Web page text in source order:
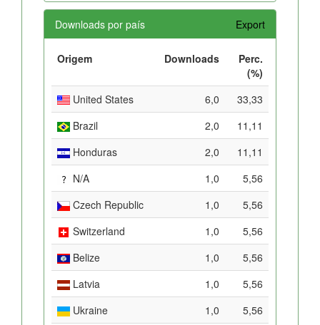
Downloads por país Export
Origem Downloads
Perc.
(%)
United States
6,0
33,33
Brazil
2,0
11,11
Honduras
2,0
11,11
N/A
1,0
5,56
Czech Republic
1,0
5,56
Switzerland
1,0
5,56
Belize
1,0
5,56
Latvia
1,0
5,56
Ukraine
1,0
5,56